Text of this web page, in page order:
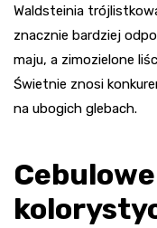
Waldsteinia
znacznie bardziej
maju, a zimozielone
Świetnie znosi
na ubogich glebach.